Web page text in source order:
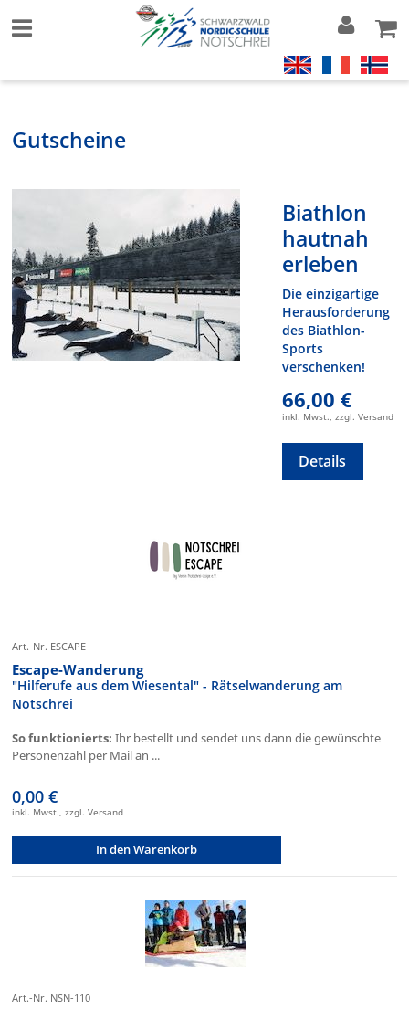
Gutscheine
Biathlon
hautnah
erleben
Die einzigartige
Herausforderung
des Biathlon-
Sports
verschenken!
66,00 €
inkl. Mwst., zzgl. Versand
Details
Art.-Nr. ESCAPE
Escape-Wanderung
"Hilferufe aus dem Wiesental" - Rätselwanderung am
Notschrei
So funktionierts: Ihr bestellt und sendet uns dann die gewünschte
Personenzahl per Mail an ...
0,00 €
inkl. Mwst., zzgl. Versand
In den Warenkorb
Art.-Nr. NSN-110